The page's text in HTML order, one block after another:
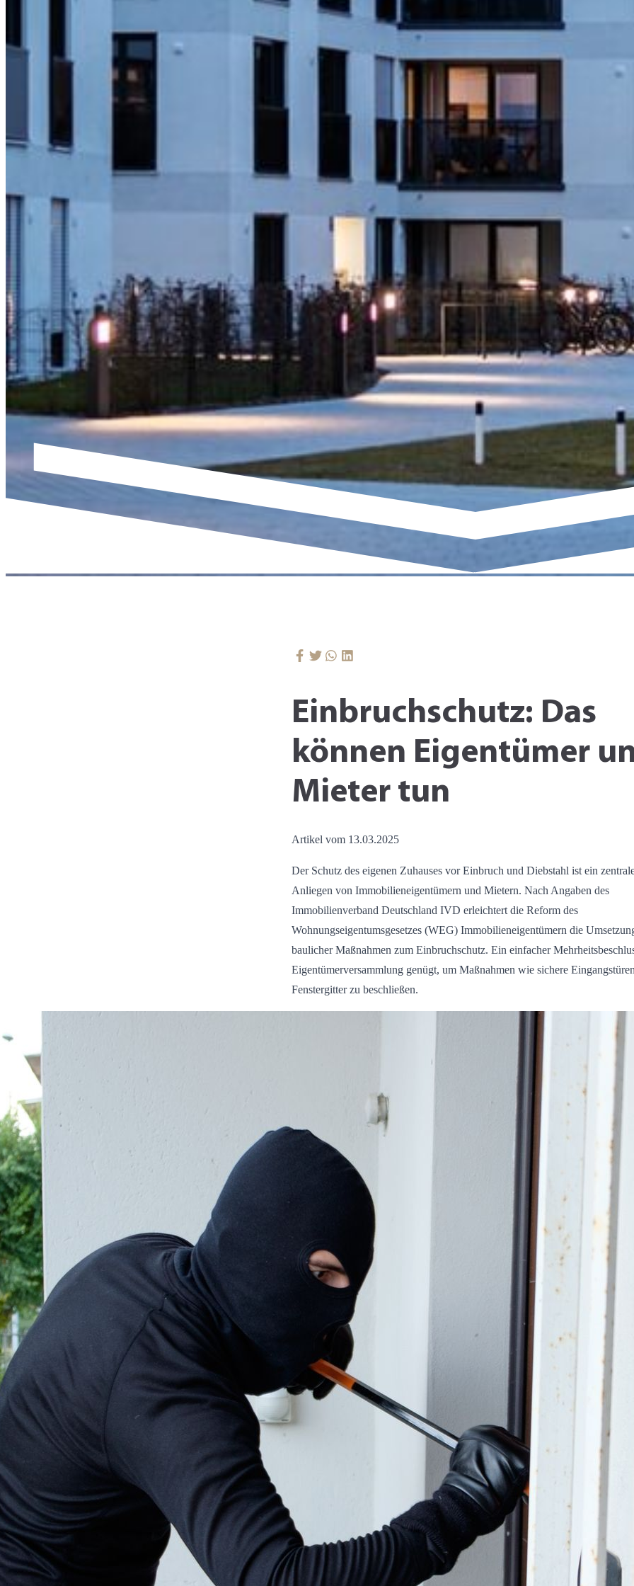
Einbruchschutz: Das
können Eigentümer
Mieter tun
Artikel vom 13.03.2025
Der Schutz des eigenen Zuhauses vor Einbruch und Diebstahl ist ein
Anliegen von Immobilieneigentümern und Mietern. Nach Angaben des
Immobilienverband Deutschland IVD erleichtert die Reform des
Wohnungseigentumsgesetzes (WEG) Immobilieneigentümern die
baulicher Maßnahmen zum Einbruchschutz. Ein einfacher
Eigentümerversammlung genügt, um Maßnahmen wie sichere
Fenstergitter zu beschließen.